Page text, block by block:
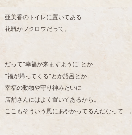
亜美香のトイレに置いてある
花瓶がフクロウだって。
だって"幸福が来ますように"とか
"福が帰ってくる"とか語呂とか
幸福の動物や守り神みたいに
店舗さんにはよく置いてあるから。
ここもそういう風にあやかってるんだなって…。